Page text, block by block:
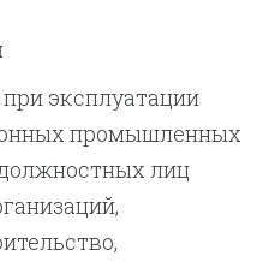
эксплуатации
промышленных
лиц